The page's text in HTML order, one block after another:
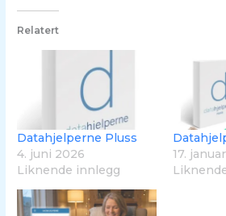
Relatert
Datahjelperne Pluss
4. juni 2026
Liknende innlegg
17.